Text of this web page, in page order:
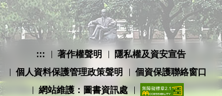
::: 著作權聲明
隱私權及資安宣告
個人資料保護管理政策聲明
個資保護聯絡窗口
網站維護：圖書資訊處